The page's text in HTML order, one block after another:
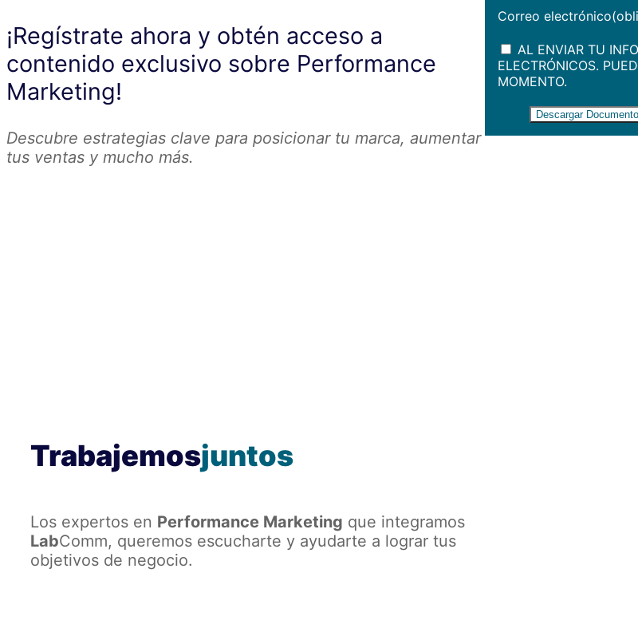
¡Regístrate ahora y obtén acceso a
contenido exclusivo sobre Performance
Marketing!
Descubre estrategias clave para posicionar tu marca, aumentar
tus ventas y mucho más.
Correo electrónico
AL ENVIAR TU
ELECTRÓNICOS.
MOMENTO.
Descargar Documento
Trabajemosjuntos
Los expertos en Performance Marketing que integramos
LabComm, queremos escucharte y ayudarte a lograr tus
objetivos de negocio.